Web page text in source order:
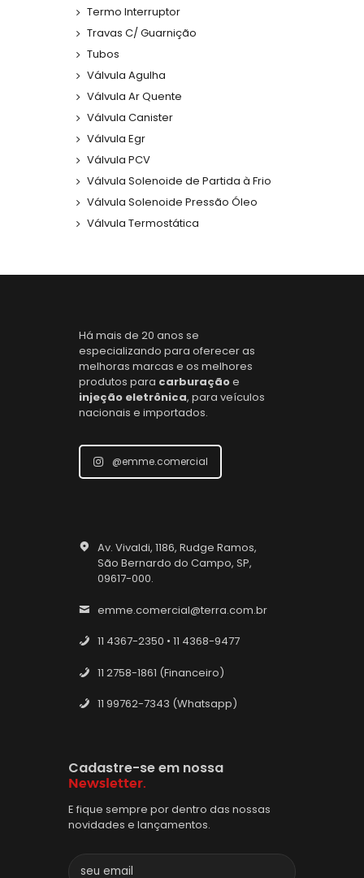
Termo Interruptor
Travas C/ Guarnição
Tubos
Válvula Agulha
Válvula Ar Quente
Válvula Canister
Válvula Egr
Válvula PCV
Válvula Solenoide de Partida à Frio
Válvula Solenoide Pressão Óleo
Válvula Termostática
Há mais de 20 anos se
especializando para oferecer as
melhoras marcas e os melhores
produtos para carburaçãoe
injeção eletrônica, para veículos
nacionais e importados.
@emme.comercial
Av. Vivaldi, 1186, Rudge Ramos,
São Bernardo do Campo, SP,
09617-000.
emme.comercial@terra.com.br
11 4367-2350 • 11 4368-9477
11 2758-1861 (Financeiro)
11 99762-7343 (Whatsapp)
Cadastre-se em nossa
Newsletter.
E fique sempre por dentro das nossas
novidades e lançamentos.